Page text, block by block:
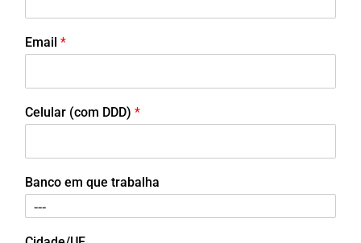
Email *
Celular (com DDD) *
Banco em que trabalha